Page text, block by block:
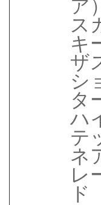
ア
ス
キ
ザ
シ
タ
ハ
テ
ネ
レ